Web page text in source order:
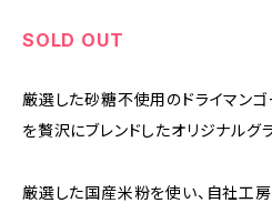
SOLD OUT
厳選した砂糖不使用のドライマン
を贅沢にブレンドしたオリジナルグ
厳選した国産米粉を使い、自社工